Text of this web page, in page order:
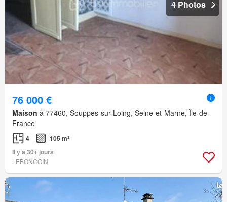
4 Photos
76 000 €
Maison à 77460, Souppes-sur-Loing, Seine-et-Marne, Île-de-
France
4
105 m²
Il y a 30+ jours
LEBONCOIN